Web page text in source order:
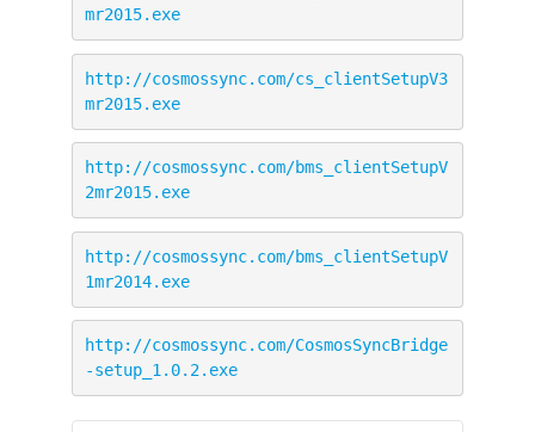
mr2015.exe
http://cosmossync.com/cs_clientSetupV3
mr2015.exe
http://cosmossync.com/bms_clientSetupV
2mr2015.exe
http://cosmossync.com/bms_clientSetupV
1mr2014.exe
http://cosmossync.com/CosmosSyncBridge
-setup_1.0.2.exe